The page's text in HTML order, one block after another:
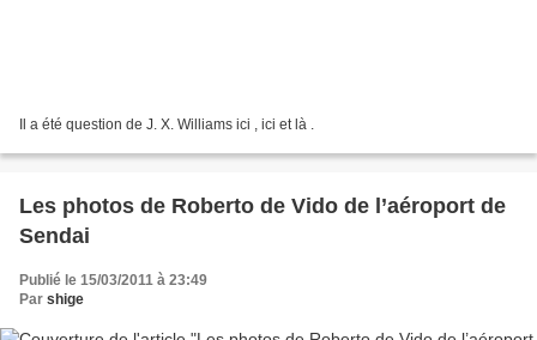
Il a été question de J. X. Williams ici , ici et là .
Les photos de Roberto de Vido de l’aéroport de
Sendai
Publié le 15/03/2011 à 23:49
Par shige